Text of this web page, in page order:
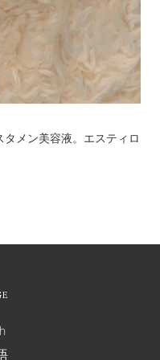
メン美容液。エスティロ